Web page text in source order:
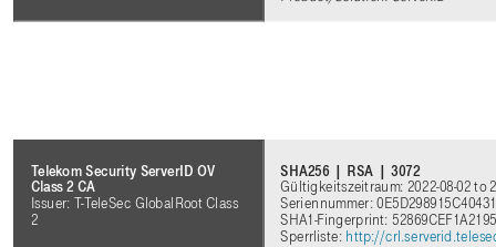
Telekom Security ServerID OV
Class 2 CA
Issuer: T-TeleSec GlobalRoot Class
2
SHA256 | RSA | 3072
Gültigkeitszeitraum: 2022-08-02 to
Seriennummer:
SHA1-Fingerprint:
Sperrliste: http://